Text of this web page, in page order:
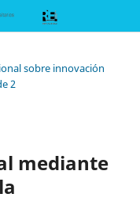
sobre innovación
2
mediante